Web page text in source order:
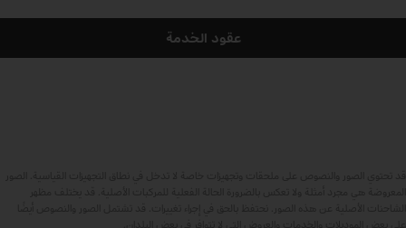
عقود الخدمة